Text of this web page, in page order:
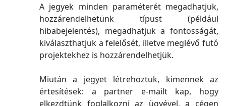
A jegyek minden paraméterét megadhatjuk,
hozzárendelhetünk típust (például
hibabejelentés), megadhatjuk a fontosságát,
kiválaszthatjuk a felelősét, illetve meglévő futó
projektekhez is hozzárendelhetjük.
Miután a jegyet létrehoztuk, kimennek az
értesítések: a partner e-mailt kap, hogy
elkezdtünk foglalkozni az ügyével, a cégen